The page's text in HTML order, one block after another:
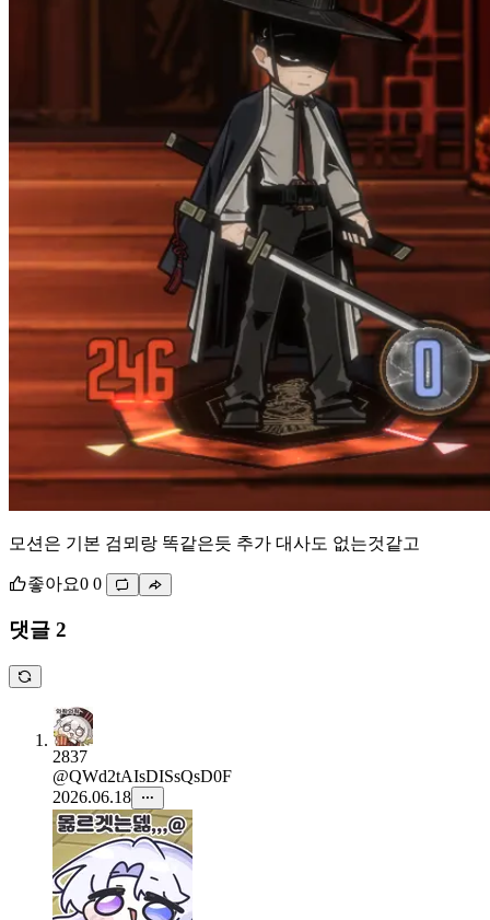
모션은 기본 검뫼랑 똑같은듯 추가 대사도 없는것같고
좋아요0 0
댓글 2
2837
@QWd2tAIsDISsQsD0F
2026.06.18